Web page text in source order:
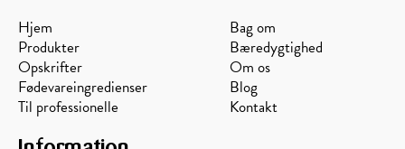
Hjem
Produkter
Opskrifter
Fødevareingredienser
Til professionelle
Bag om
Bæredygtighed
Om os
Blog
Kontakt